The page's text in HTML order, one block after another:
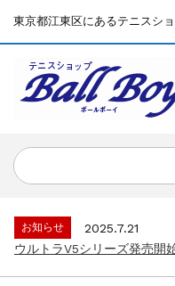
東京都江東区にあるテニスシ
お知らせ
2025.7.15
お知らせ
2025.7.21
ウルトラV5シリーズ発売開